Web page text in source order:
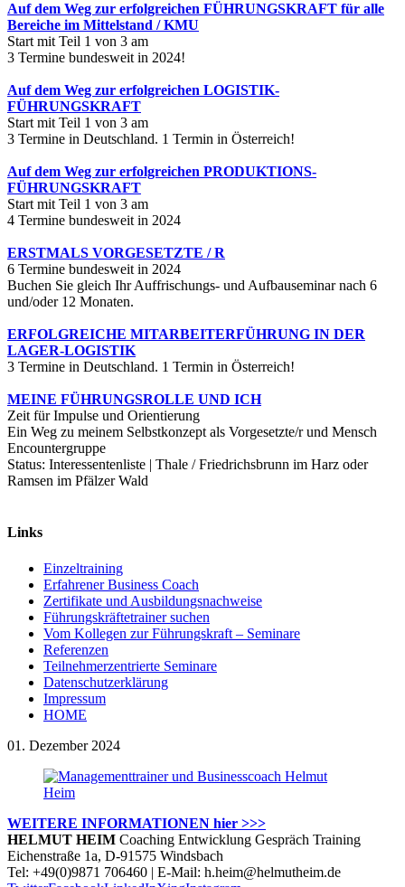
Auf dem Weg zur erfolgreichen FÜHRUNGSKRAFT für alle
Bereiche im Mittelstand / KMU
Start mit Teil 1 von 3 am
3 Termine bundesweit in 2024!
Auf dem Weg zur erfolgreichen LOGISTIK-
FÜHRUNGSKRAFT
Start mit Teil 1 von 3 am
3 Termine in Deutschland. 1 Termin in Österreich!
Auf dem Weg zur erfolgreichen PRODUKTIONS-
FÜHRUNGSKRAFT
Start mit Teil 1 von 3 am
4 Termine bundesweit in 2024
ERSTMALS VORGESETZTE / R
6 Termine bundesweit in 2024
Buchen Sie gleich Ihr Auffrischungs- und Aufbauseminar nach 6
und/oder 12 Monaten.
ERFOLGREICHE MITARBEITERFÜHRUNG IN DER
LAGER-LOGISTIK
3 Termine in Deutschland. 1 Termin in Österreich!
MEINE FÜHRUNGSROLLE UND ICH
Zeit für Impulse und Orientierung
Ein Weg zu meinem Selbstkonzept als Vorgesetzte/r und Mensch
Encountergruppe
Status: Interessentenliste | Thale / Friedrichsbrunn im Harz oder
Ramsen im Pfälzer Wald
Links
Einzeltraining
Erfahrener Business Coach
Zertifikate und Ausbildungsnachweise
Führungskräftetrainer suchen
Vom Kollegen zur Führungskraft – Seminare
Referenzen
Teilnehmerzentrierte Seminare
Datenschutzerklärung
Impressum
HOME
01. Dezember 2024
WEITERE INFORMATIONEN hier >>>
HELMUT HEIM Coaching Entwicklung Gespräch Training
Eichenstraße 1a, D-91575 Windsbach
Tel: +49(0)9871 706460 | E-Mail: h.heim@helmutheim.de